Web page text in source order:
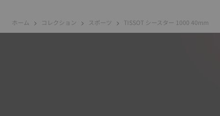
ホーム コレクション スポーツ TISSOT シースター 1000 40mm